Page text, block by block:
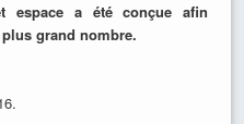
espace a été conçue afin
grand nombre.